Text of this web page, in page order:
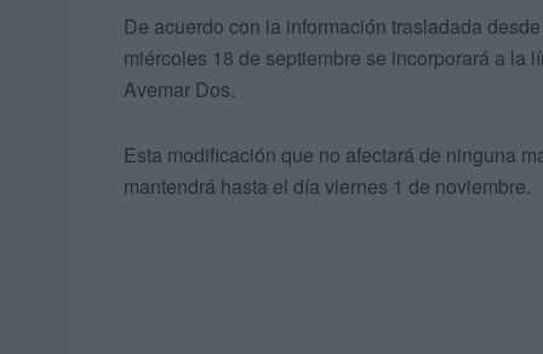
De acuerdo con la información trasladada
miércoles 18 de septiembre se incorporará a la
Avemar Dos.
Esta modificación que no afectará de ninguna
mantendrá hasta el día viernes 1 de noviembre.